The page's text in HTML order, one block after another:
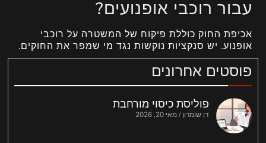
פוסטים אחרונים
פוליסת כיסוי מורחבת
דן שומרון מאי 20, 2026
עבור רוכבי אופנועים?
אכיפת החוק כוללת פיקוח של המשטרה על רוכבי
אופנוע. יש סנקציות נוקשות נגד מי שמפר את החוקים.